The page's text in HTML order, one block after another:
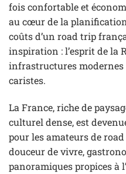
fois confortable et
au cœur de la
coûts d’un road trip
inspiration : l’esprit de la
infrastructures modernes
caristes.
La France, riche de
culturel dense, est
pour les amateurs de
douceur de vivre,
panoramiques propices à